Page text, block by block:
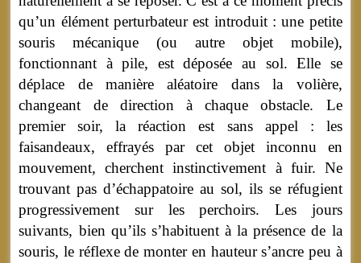
qu’un élément perturbateur est introduit : une petite
souris mécanique (ou autre objet mobile),
fonctionnant à pile, est déposée au sol. Elle se
déplace de manière aléatoire dans la volière,
changeant de direction à chaque obstacle. Le
premier soir, la réaction est sans appel : les
faisandeaux, effrayés par cet objet inconnu en
mouvement, cherchent instinctivement à fuir. Ne
trouvant pas d’échappatoire au sol, ils se réfugient
progressivement sur les perchoirs. Les jours
suivants, bien qu’ils s’habituent à la présence de la
souris, le réflexe de monter en hauteur s’ancre peu à